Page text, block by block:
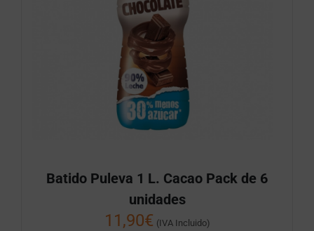
Batido Puleva 1 L. Cacao Pack de 6
unidades
11,90€ (IVA Incluido)